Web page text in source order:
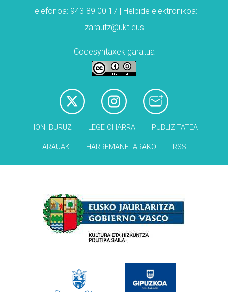
Telefonoa: 943 89 00 17 | Helbide elektronikoa:
zarautz@ukt.eus
Codesyntaxek garatua
HONI BURUZ LEGE OHARRA PUBLIZITATEA
ARAUAK HARREMANETARAKO RSS